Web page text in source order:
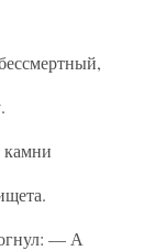
— А